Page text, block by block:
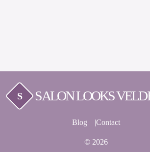
S SALON LOOKS
Blog Contact
© 2026